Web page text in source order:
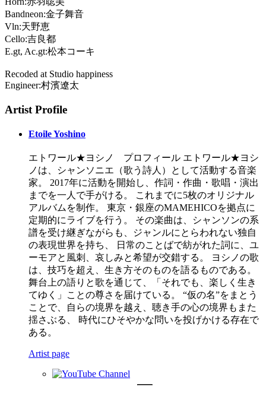
Bandneon:金子舞音
Vln:天野恵
Cello:吉良都
E.gt, Ac.gt:松本コーキ
Recoded at Studio happiness
Engineer:村濱遼太
Artist Profile
Etoile Yoshino
エトワール★ヨシノ プロフィール エトワール★ヨシ
ノは、シャンソニエ（歌う詩人）として活動する音楽
家。 2017年に活動を開始し、作詞・作曲・歌唱・演出
までを一人で手がける。 これまでに5枚のオリジナル
アルバムを制作。 東京・銀座のMAMEHICOを拠点に
定期的にライブを行う。 その楽曲は、シャンソンの系
譜を受け継ぎながらも、ジャンルにとらわれない独自
の表現世界を持ち、 日常のことばで紡がれた詞に、ユ
ーモアと風刺、哀しみと希望が交錯する。 ヨシノの歌
は、技巧を超え、生き方そのものを語るものである。
舞台上の語りと歌を通じて、「それでも、楽しく生き
てゆく」ことの尊さを届けている。 “仮の名”をまとう
ことで、自らの境界を越え、聴き手の心の境界もまた
揺さぶる、 時代にひそやかな問いを投げかける存在で
ある。
Artist page